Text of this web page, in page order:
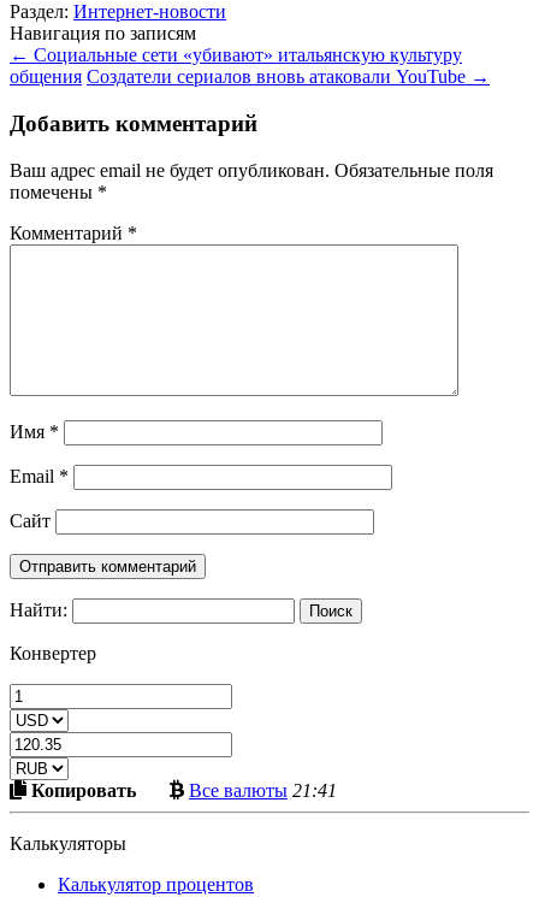
Раздел: Интернет-новости
Навигация по записям
← Социальные сети «убивают» итальянскую культуру
общения Создатели сериалов вновь атаковали YouTube →
Добавить комментарий
Ваш адрес email не будет опубликован. Обязательные поля
помечены *
Комментарий *
Имя *
Email *
Сайт
Найти:
Конвертер
КопироватьСкопировать
в
Все валютыБольше
криптовалют
21:41
Калькуляторы
Калькулятор процентов